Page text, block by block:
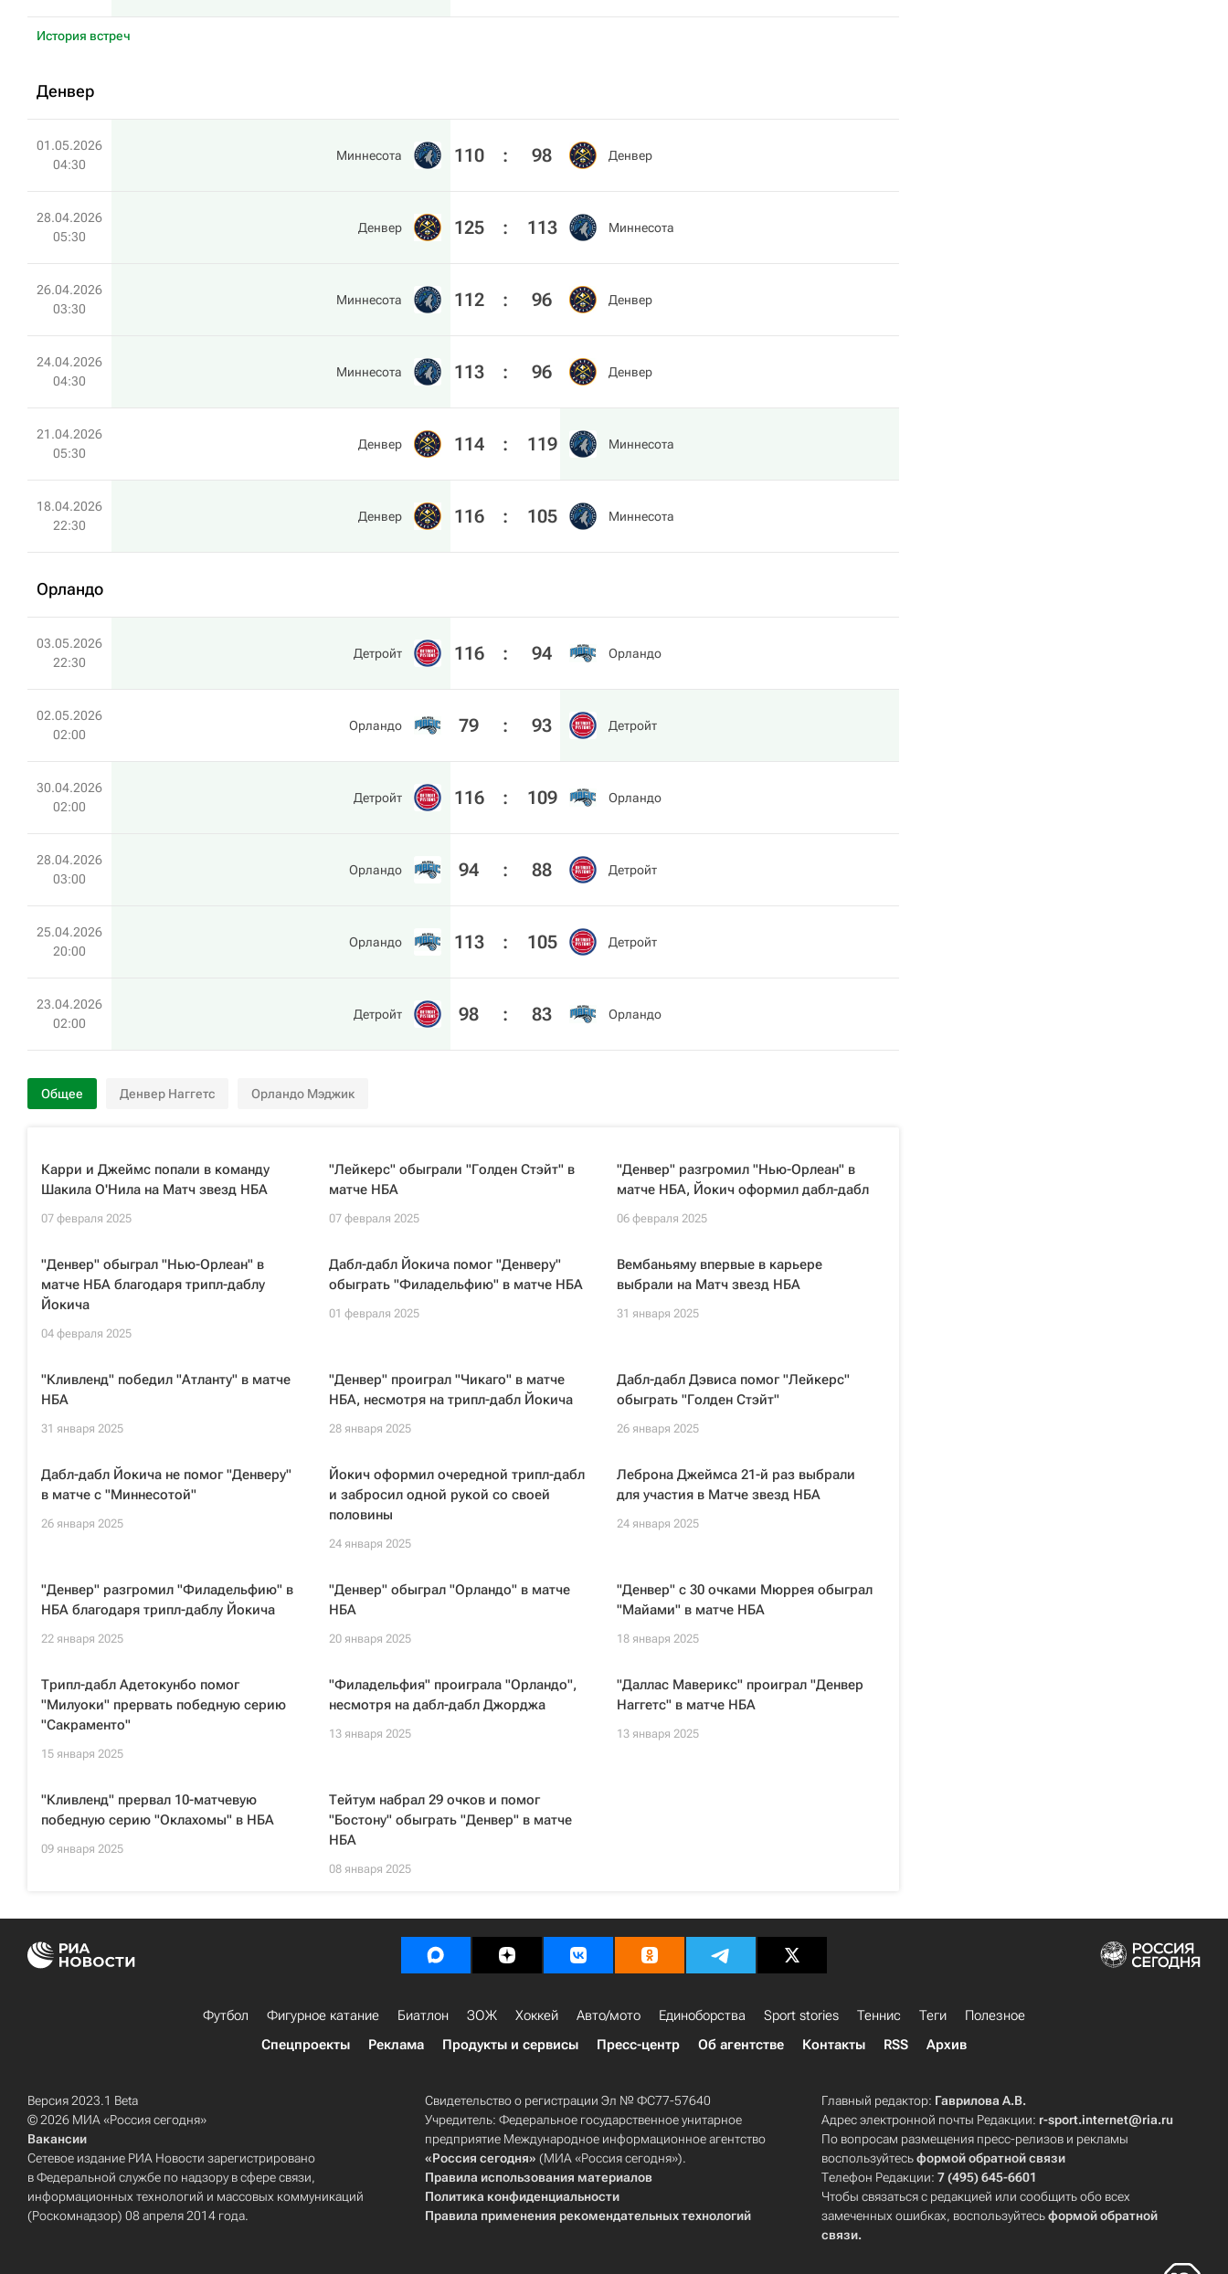
История встреч
Денвер
01.05.2026
04:30
Миннесота 110 : 98 Денвер
28.04.2026
05:30
Денвер 125 : 113 Миннесота
26.04.2026
03:30
Миннесота 112 : 96 Денвер
24.04.2026
04:30
Миннесота 113 : 96 Денвер
21.04.2026
05:30
Денвер 114 : 119 Миннесота
18.04.2026
22:30
Денвер 116 : 105 Миннесота
Орландо
03.05.2026
22:30
Детройт 116 : 94 Орландо
02.05.2026
02:00
Орландо 79 : 93 Детройт
30.04.2026
02:00
Детройт 116 : 109 Орландо
28.04.2026
03:00
Орландо 94 : 88 Детройт
25.04.2026
20:00
Орландо 113 : 105 Детройт
23.04.2026
02:00
Детройт 98 : 83 Орландо
Общее Денвер Наггетс Орландо Мэджик
Карри и Джеймс попали в команду
Шакила О'Нила на Матч звезд НБА
07 февраля 2025
"Лейкерс" обыграли "Голден Стэйт" в
матче НБА
07 февраля 2025
"Денвер" разгромил "Нью-Орлеан" в
матче НБА, Йокич оформил дабл-дабл
06 февраля 2025
"Денвер" обыграл "Нью-Орлеан" в
матче НБА благодаря трипл-даблу
Йокича
04 февраля 2025
Дабл-дабл Йокича помог "Денверу"
обыграть "Филадельфию" в матче НБА
01 февраля 2025
Вембаньяму впервые в карьере
выбрали на Матч звезд НБА
31 января 2025
"Кливленд" победил "Атланту" в матче
НБА
31 января 2025
"Денвер" проиграл "Чикаго" в матче
НБА, несмотря на трипл-дабл Йокича
28 января 2025
Дабл-дабл Дэвиса помог "Лейкерс"
обыграть "Голден Стэйт"
26 января 2025
Дабл-дабл Йокича не помог "Денверу"
в матче с "Миннесотой"
26 января 2025
Йокич оформил очередной трипл-дабл
и забросил одной рукой со своей
половины
24 января 2025
Леброна Джеймса 21-й раз выбрали
для участия в Матче звезд НБА
24 января 2025
"Денвер" разгромил "Филадельфию" в
НБА благодаря трипл-даблу Йокича
22 января 2025
"Денвер" обыграл "Орландо" в матче
НБА
20 января 2025
"Денвер" с 30 очками Мюррея обыграл
"Майами" в матче НБА
18 января 2025
Трипл-дабл Адетокунбо помог
"Милуоки" прервать победную серию
"Сакраменто"
15 января 2025
"Филадельфия" проиграла "Орландо",
несмотря на дабл-дабл Джорджа
13 января 2025
"Даллас Маверикс" проиграл "Денвер
Наггетс" в матче НБА
13 января 2025
"Кливленд" прервал 10-матчевую
победную серию "Оклахомы" в НБА
09 января 2025
Тейтум набрал 29 очков и помог
"Бостону" обыграть "Денвер" в матче
НБА
08 января 2025
Футбол Фигурное катание Биатлон ЗОЖ Хоккей Авто/мото Единоборства Sport stories Теннис Теги
Полезное
Спецпроекты
Реклама Продукты и сервисы Пресс-центр Об агентстве Контакты RSS Архив
Версия 2023.1 Beta
© 2026 МИА «Россия сегодня»
Вакансии
Сетевое издание РИА Новости зарегистрировано
в Федеральной службе по надзору в сфере связи,
информационных технологий и массовых коммуникаций
(Роскомнадзор) 08 апреля 2014 года.
Свидетельство о регистрации Эл № ФС77-57640
Учредитель: Федеральное государственное унитарное
предприятие Международное информационное агентство
«Россия сегодня» (МИА «Россия сегодня»).
Правила использования материалов
Политика конфиденциальности
Правила применения рекомендательных технологий
Главный редактор: Гаврилова А.В.
Адрес электронной почты Редакции: r-sport.internet@ria.ru
По вопросам размещения пресс-релизов и рекламы
воспользуйтесьформой обратной связи
Телефон Редакции:7 (495) 645-6601
Чтобы связаться с редакцией или сообщить обо всех
замеченных ошибках, воспользуйтесьформой обратной
связи.